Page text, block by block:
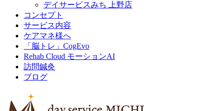
デイサービスみち 上野店
コンセプト
サービス内容
ケアマネ様へ
「脳トレ」CogEvo
Rehab Cloud モーションAI
訪問鍼灸
ブログ